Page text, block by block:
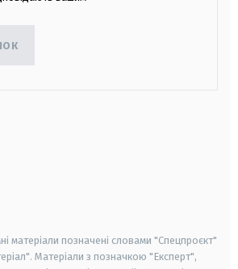
матеріали позначені словами "Спецпроєкт"
Матеріали з позначкою "Експерт",